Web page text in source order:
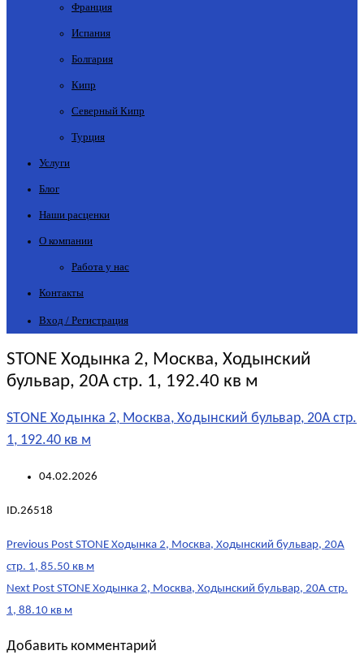
Франция
Испания
Болгария
Кипр
Северный Кипр
Турция
Услуги
Блог
Наши расценки
О компании
Работа у нас
Контакты
Вход / Регистрация
STONE Ходынка 2, Москва, Ходынский
бульвар, 20А стр. 1, 192.40 кв м
STONE Ходынка 2, Москва, Ходынский бульвар, 20А стр.
1, 192.40 кв м
04.02.2026
ID.26518
Post
navigation
Previous Post STONE Ходынка 2, Москва, Ходынский бульвар, 20А
стр. 1, 85.50 кв м
Next Post STONE Ходынка 2, Москва, Ходынский бульвар, 20А стр.
1, 88.10 кв м
Добавить комментарий